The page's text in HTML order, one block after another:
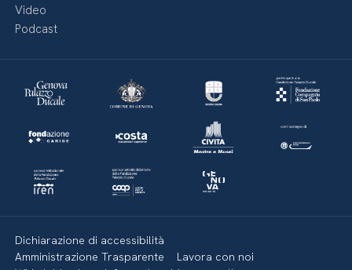
Video
Podcast
Dichiarazione di accessibilità
Amministrazione Trasparente
Lavora con noi